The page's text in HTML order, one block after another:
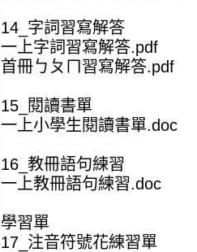
14_字詞習寫解答
一上字詞習寫解答.pdf
首冊ㄅㄆㄇ習寫解答.pdf
15_閱讀書單
一上小學生閱讀書單.doc
16_教冊語句練習
一上教冊語句練習.doc
學習單
17_注音符號花練習單